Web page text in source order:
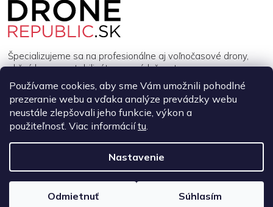
Používame cookies, aby sme Vám umožnili pohodlné
prezeranie webu a vďaka analýze prevádzky webu
neustále zlepšovali jeho funkcie, výkon a
použiteľnosť. Viac informáciítu.
Nastavenie
Odmietnuť Súhlasím
e
Špecializujeme sa na profesionálne aj voľnočasové drony,
akčné kamery, stabilizátory a príslušenstvo.
INFORMÁCIE
Copyright 2026DroneRepublic.sk. Všetky práva vyhradené.Upraviť
nastavenie cookies